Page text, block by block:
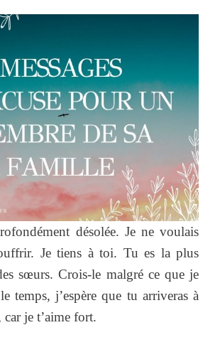
désolée. Je ne voulais
Je tiens à toi. Tu es la plus
sœurs. Crois-le malgré ce que je
temps, j’espère que tu arriveras à
je t’aime fort.